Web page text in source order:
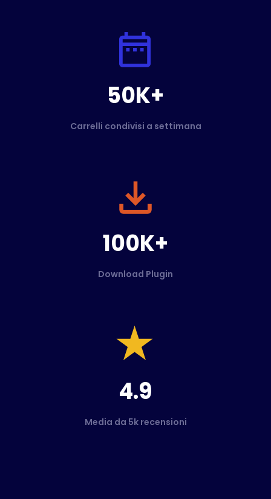
50K+
Carrelli condivisi a settimana
100K+
Download Plugin
4.9
Media da 5k recensioni